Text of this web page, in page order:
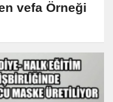
vefa Örneği